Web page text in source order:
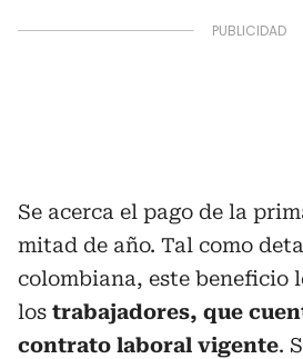
Se acerca el pago de la
mitad de año. Tal como
colombiana, este beneficio
los trabajadores, que
contrato laboral vigente.